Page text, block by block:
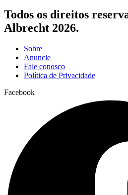
Todos os direitos
Albrecht 2026.
Sobre
Anuncie
Fale conosco
Política de Privacidade
Facebook